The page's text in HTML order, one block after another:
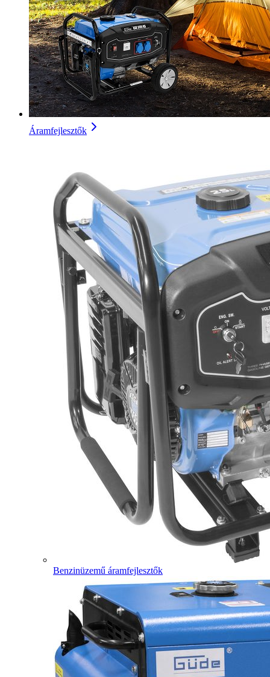
Áramfejlesztők
Benzinüzemű áramfejlesztők